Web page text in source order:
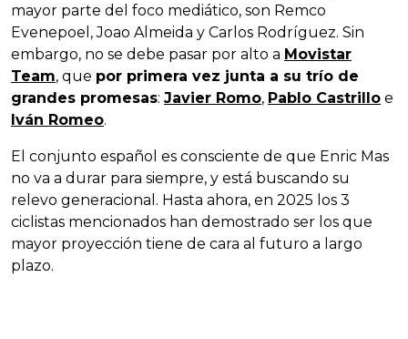
mayor parte del foco mediático, son Remco
Evenepoel, Joao Almeida y Carlos Rodríguez. Sin
embargo, no se debe pasar por alto a Movistar
Team, que por primera vez junta a su trío de
grandes promesas: Javier Romo, Pablo Castrillo e
Iván Romeo.
El conjunto español es consciente de que Enric Mas
no va a durar para siempre, y está buscando su
relevo generacional. Hasta ahora, en 2025 los 3
ciclistas mencionados han demostrado ser los que
mayor proyección tiene de cara al futuro a largo
plazo.